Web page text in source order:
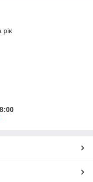
рік